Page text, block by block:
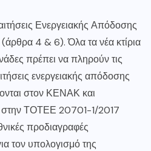
Ενεργειακής Απόδοσης
4 & 6). Όλα τα νέα κτίρια
πρέπει να πληρούν τις
ενεργειακής απόδοσης
στον ΚΕΝΑΚ και
στην ΤΟΤΕΕ 20701-1/2017
προδιαγραφές
τον υπολογισμό της